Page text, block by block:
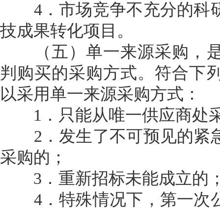
4．市场竞争不充分的科
技成果转化项目。
（五）单一来源采购，是
判购买的采购方式。符合下
以采用单一来源采购方式：
1．只能从唯一供应商处
2．发生了不可预见的紧
采购的；
3．重新招标未能成立的
4．特殊情况下，第一次